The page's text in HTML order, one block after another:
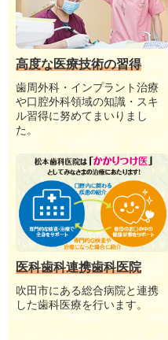
高度な医療技術の習得
歯周外科・インプラント治療
や口腔外科領域の知識・スキ
ル習得に努めてまいりまし
た。
医科歯科連携歯科医院
吹田市にある総合病院と連携
した歯科医療を行います。